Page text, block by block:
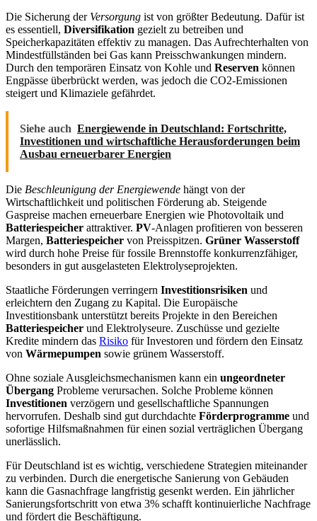
Die Sicherung der Versorgung ist von größter Bedeutung. Dafür ist
es essentiell, Diversifikation gezielt zu betreiben und
Speicherkapazitäten effektiv zu managen. Das Aufrechterhalten von
Mindestfüllständen bei Gas kann Preisschwankungen mindern.
Durch den temporären Einsatz von Kohle und Reserven können
Engpässe überbrückt werden, was jedoch die CO2-Emissionen
steigert und Klimaziele gefährdet.
Siehe auch Energiewende in Deutschland: Fortschritte,
Investitionen und wirtschaftliche Herausforderungen beim
Ausbau erneuerbarer Energien
Die Beschleunigung der Energiewende hängt von der
Wirtschaftlichkeit und politischen Förderung ab. Steigende
Gaspreise machen erneuerbare Energien wie Photovoltaik und
Batteriespeicher attraktiver. PV-Anlagen profitieren von besseren
Margen, Batteriespeicher von Preisspitzen. Grüner Wasserstoff
wird durch hohe Preise für fossile Brennstoffe konkurrenzfähiger,
besonders in gut ausgelasteten Elektrolyseprojekten.
Staatliche Förderungen verringern Investitionsrisiken und
erleichtern den Zugang zu Kapital. Die Europäische
Investitionsbank unterstützt bereits Projekte in den Bereichen
Batteriespeicher und Elektrolyseure. Zuschüsse und gezielte
Kredite mindern das Risiko für Investoren und fördern den Einsatz
von Wärmepumpen sowie grünem Wasserstoff.
Ohne soziale Ausgleichsmechanismen kann ein ungeordneter
Übergang Probleme verursachen. Solche Probleme können
Investitionen verzögern und gesellschaftliche Spannungen
hervorrufen. Deshalb sind gut durchdachte Förderprogramme und
sofortige Hilfsmaßnahmen für einen sozial verträglichen Übergang
unerlässlich.
Für Deutschland ist es wichtig, verschiedene Strategien miteinander
zu verbinden. Durch die energetische Sanierung von Gebäuden
kann die Gasnachfrage langfristig gesenkt werden. Ein jährlicher
Sanierungsfortschritt von etwa 3% schafft kontinuierliche Nachfrage
und fördert die Beschäftigung.